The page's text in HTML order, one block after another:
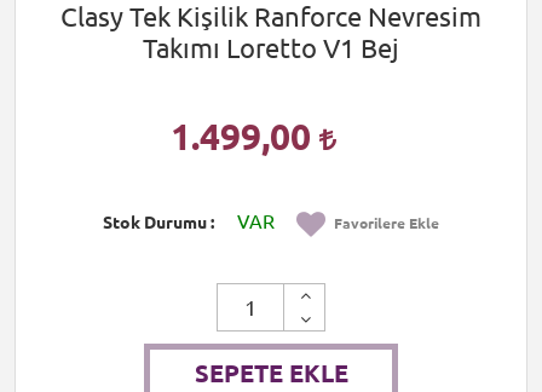
Clasy Tek Kişilik Ranforce Nevresim
Takımı Loretto V1 Bej
1.499,00
Stok Durumu VAR Favorilere Ekle
SEPETE EKLE